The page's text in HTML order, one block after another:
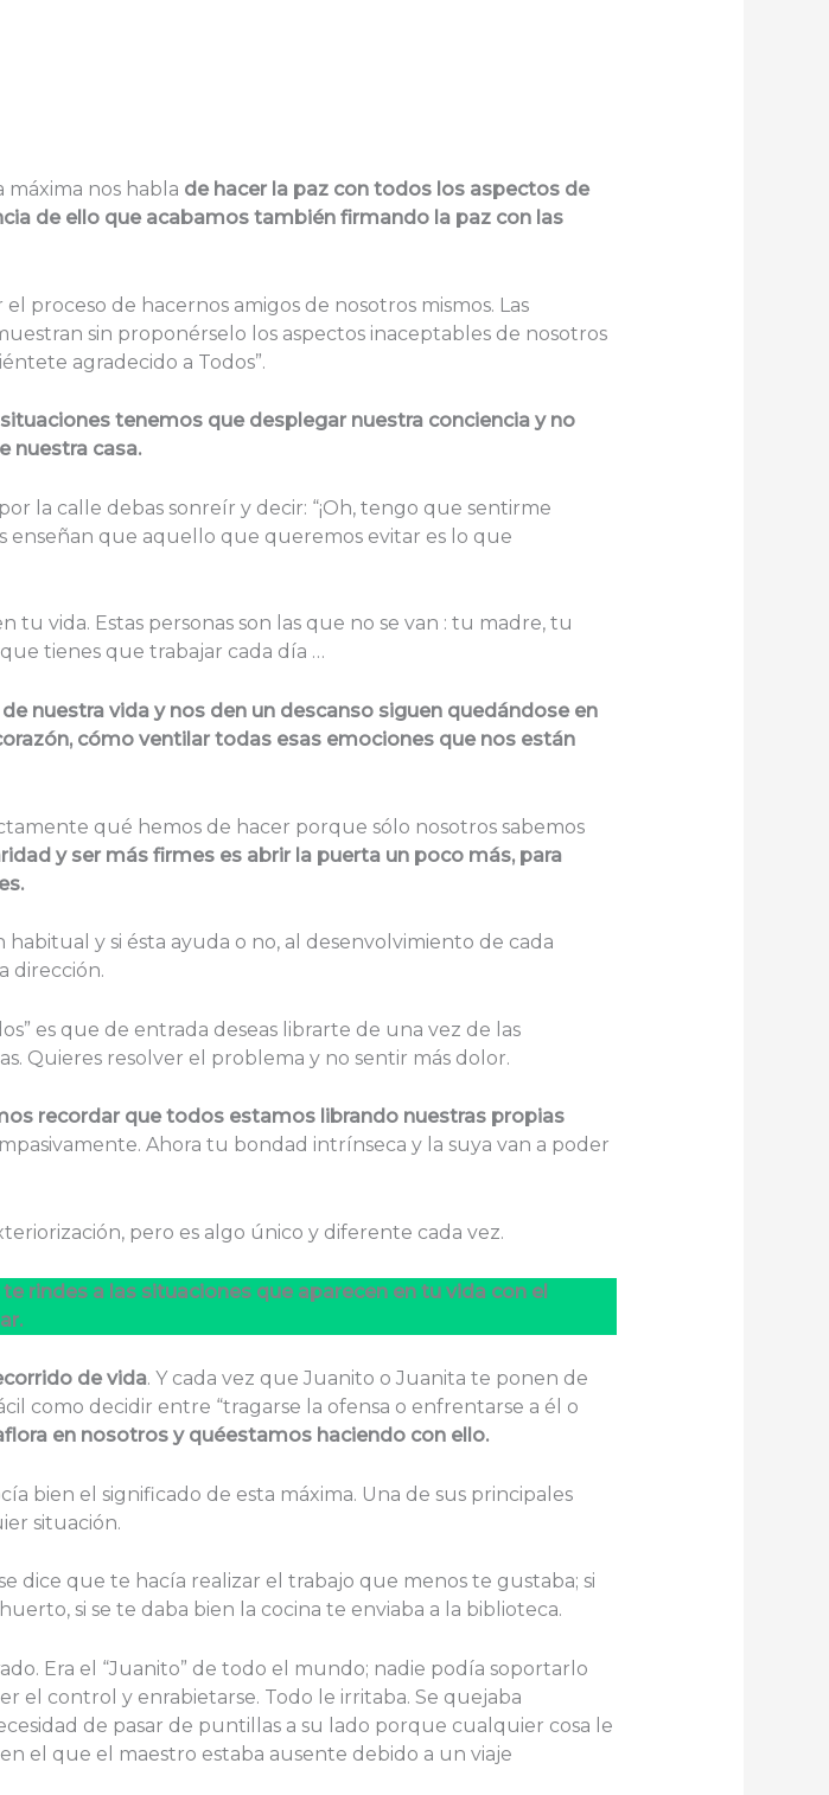
máxima nos habla de hacer la paz con todos los aspectos de
de ello que acabamos también firmando la paz con las
proceso de hacernos amigos de nosotros mismos. Las
sin proponérselo los aspectos inaceptables de nosotros
agradecido a Todos”.
tenemos que desplegar nuestra conciencia y no
nuestra casa.
la calle debas sonreír y decir: “¡Oh, tengo que sentirme
enseñan que aquello que queremos evitar es lo que
tu vida. Estas personas son las que no se van : tu madre, tu
tienes que trabajar cada día …
nuestra vida y nos den un descanso siguen quedándose en
cómo ventilar todas esas emociones que nos están
qué hemos de hacer porque sólo nosotros sabemos
y ser más firmes es abrir la puerta un poco más, para
y si ésta ayuda o no, al desenvolvimiento de cada
dirección.
es que de entrada deseas librarte de una vez de las
Quieres resolver el problema y no sentir más dolor.
recordar que todos estamos librando nuestras propias
Ahora tu bondad intrínseca y la suya van a poder
pero es algo único y diferente cada vez.
rindes a las situaciones que aparecen en tu vida con el
de vida. Y cada vez que Juanito o Juanita te ponen de
como decidir entre “tragarse la ofensa o enfrentarse a él o
en nosotros y quéestamos haciendo con ello.
bien el significado de esta máxima. Una de sus principales
situación.
dice que te hacía realizar el trabajo que menos te gustaba; si
si se te daba bien la cocina te enviaba a la biblioteca.
Era el “Juanito” de todo el mundo; nadie podía soportarlo
el control y enrabietarse. Todo le irritaba. Se quejaba
de pasar de puntillas a su lado porque cualquier cosa le
el que el maestro estaba ausente debido a un viaje